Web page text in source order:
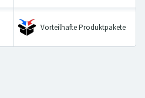
Vorteilhafte Produktpakete